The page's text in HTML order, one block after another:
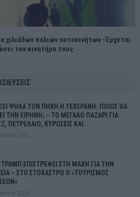
χιλιάδων παλιών αυτοκινήτων -Έρχεται
τον κινητήρα τους
ΨΗΛΑ ΤΟΝ ΠΗΧΗ Η ΤΕΧΕΡΑΝΗ: ΠΟΙΟΣ ΘΑ
ΤΗΝ ΕΙΡΗΝΗ; – ΤΟ ΜΕΓΑΛΟ ΠΑΖΑΡΙ ΓΙΑ
ΠΕΤΡΕΛΑΙΟ, ΚΥΡΩΣΕΙΣ ΚΑΙ...
2026
ΕΠΙΣΤΡΕΦΕΙ ΣΤΗ ΜΑΧΗ ΓΙΑ ΤΗΝ
– ΣΤΟ ΣΤΟΧΑΣΤΡΟ Ο «ΤΟΥΡΙΣΜΟΣ
2026